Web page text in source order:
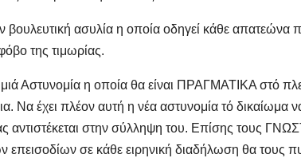
ασυλία η οποία οδηγεί κάθε απατεώνα
της τιμωρίας.
Αστυνομία η οποία θα είναι ΠΡΑΓΜΑΤΙΚΑ στό
Να έχει πλέον αυτή η νέα αστυνομία τό δικαίωμα
αντιστέκεται στην σύλληψη του. Επίσης τους
επεισοδίων σε κάθε ειρηνική διαδήλωση θα τους